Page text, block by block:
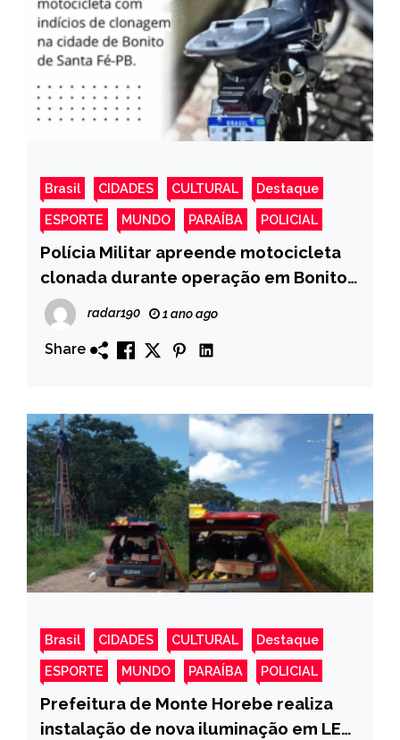
Brasil CIDADES CULTURAL Destaque
ESPORTE MUNDO PARAÍBA POLICIAL
Polícia Militar apreende motocicleta
clonada durante operação em Bonito
de Santa Fé
radar190 1 ano ago
Share
Brasil CIDADES CULTURAL Destaque
ESPORTE MUNDO PARAÍBA POLICIAL
Prefeitura de Monte Horebe realiza
instalação de nova iluminação em LED